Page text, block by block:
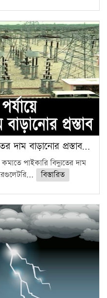
দাম বাড়ানোর প্রস্তাব…
পাইকারি বিদ্যুতের দাম
বিস্তারিত